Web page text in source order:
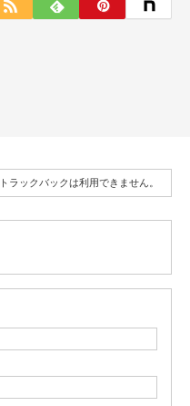
トラックバックは利用できません。